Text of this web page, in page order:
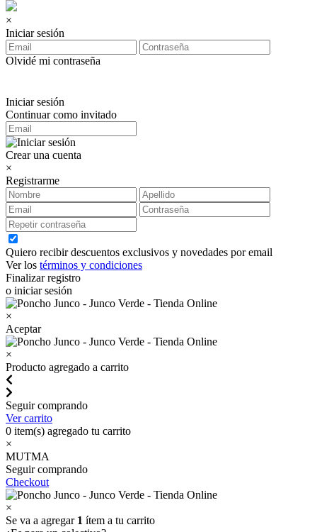
×
Iniciar sesión
Olvidé mi contraseña
Iniciar sesión
Continuar como invitado
Crear una cuenta
×
Registrarme
Quiero recibir descuentos exclusivos y novedades por email
Ver los términos y condiciones
Finalizar registro
o iniciar sesión
×
Aceptar
×
Producto agregado a carrito
Seguir comprando
Ver carrito
0 item(s) agregado tu carrito
×
MUTMA
Seguir comprando
Checkout
×
Se va a agregar 1 ítem a tu carrito